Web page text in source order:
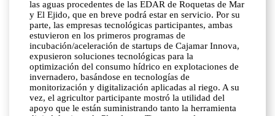
las aguas procedentes de las EDAR de Roquetas de Mar
y El Ejido, que en breve podrá estar en servicio. Por su
parte, las empresas tecnológicas participantes, ambas
estuvieron en los primeros programas de
incubación/aceleración de startups de Cajamar Innova,
expusieron soluciones tecnológicas para la
optimización del consumo hídrico en explotaciones de
invernadero, basándose en tecnologías de
monitorización y digitalización aplicadas al riego. A su
vez, el agricultor participante mostró la utilidad del
apoyo que le están suministrando tanto la herramienta